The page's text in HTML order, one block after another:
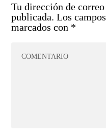
Tu dirección de
publicada. Los
marcados con *